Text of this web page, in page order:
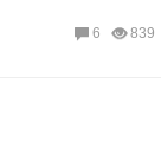
839
6